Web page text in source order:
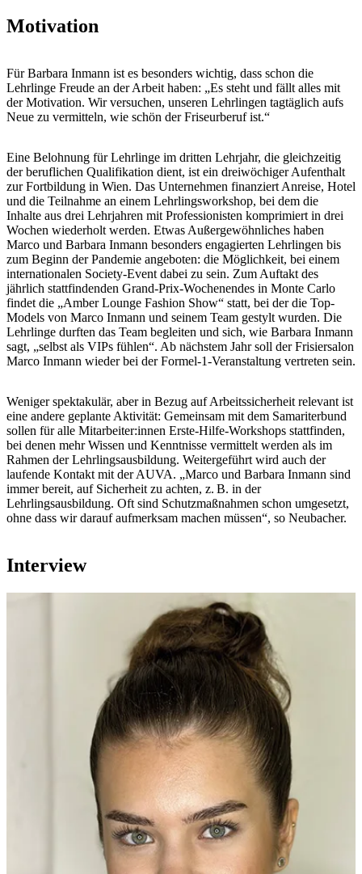
Motivation
Für Barbara Inmann ist es besonders wichtig, dass schon die
Lehrlinge Freude an der Arbeit haben: „Es steht und fällt alles mit
der Motivation. Wir versuchen, unseren Lehrlingen tagtäglich aufs
Neue zu vermitteln, wie schön der Friseurberuf ist.“
Eine Belohnung für Lehrlinge im dritten Lehrjahr, die gleichzeitig
der beruflichen Qualifikation dient, ist ein dreiwöchiger Aufenthalt
zur Fortbildung in Wien. Das Unternehmen finanziert Anreise, Hotel
und die Teilnahme an einem Lehrlingsworkshop, bei dem die
Inhalte aus drei Lehrjahren mit Professionisten komprimiert in drei
Wochen wiederholt werden. Etwas Außergewöhnliches haben
Marco und Barbara Inmann besonders engagierten Lehrlingen bis
zum Beginn der Pandemie angeboten: die Möglichkeit, bei einem
internationalen Society-Event dabei zu sein. Zum Auftakt des
jährlich stattfindenden Grand-Prix-Wochenendes in Monte Carlo
findet die „Amber Lounge Fashion Show“ statt, bei der die Top-
Models von Marco Inmann und seinem Team gestylt wurden. Die
Lehrlinge durften das Team begleiten und sich, wie Barbara Inmann
sagt, „selbst als VIPs fühlen“. Ab nächstem Jahr soll der Frisiersalon
Marco Inmann wieder bei der Formel-1-Veranstaltung vertreten sein.
Weniger spektakulär, aber in Bezug auf Arbeitssicherheit relevant ist
eine andere geplante Aktivität: Gemeinsam mit dem Samariterbund
sollen für alle Mitarbeiter:innen Erste-Hilfe-Workshops stattfinden,
bei denen mehr Wissen und Kenntnisse vermittelt werden als im
Rahmen der Lehrlingsausbildung. Weitergeführt wird auch der
laufende Kontakt mit der AUVA. „Marco und Barbara Inmann sind
immer bereit, auf Sicherheit zu achten, z. B. in der
Lehrlingsausbildung. Oft sind Schutzmaßnahmen schon umgesetzt,
ohne dass wir darauf aufmerksam machen müssen“, so Neubacher.
Interview